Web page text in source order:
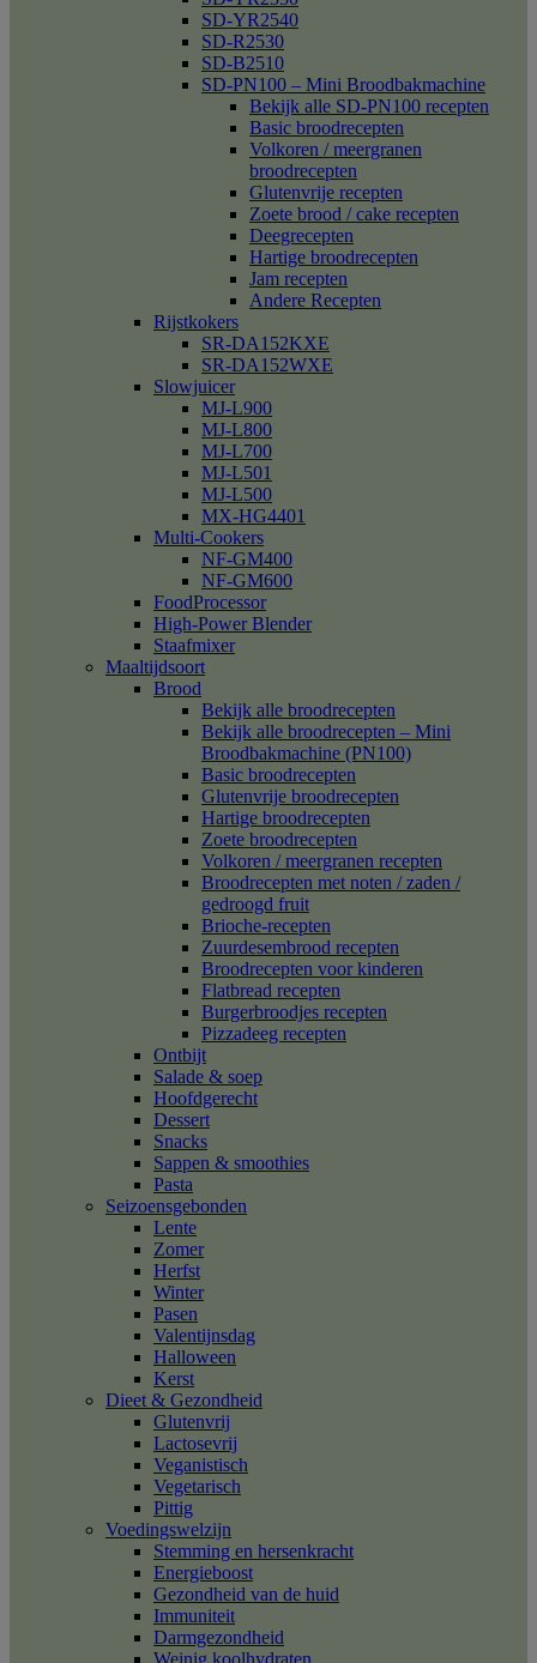
SD-YR2540
SD-R2530
SD-B2510
SD-PN100 – Mini Broodbakmachine
Bekijk alle SD-PN100 recepten
Basic broodrecepten
Volkoren / meergranen
broodrecepten
Glutenvrije recepten
Zoete brood / cake recepten
Deegrecepten
Hartige broodrecepten
Jam recepten
Andere Recepten
Rijstkokers
SR-DA152KXE
SR-DA152WXE
Slowjuicer
MJ-L900
MJ-L800
MJ-L700
MJ-L501
MJ-L500
MX-HG4401
Multi-Cookers
NF-GM400
NF-GM600
FoodProcessor
High-Power Blender
Staafmixer
Maaltijdsoort
Brood
Bekijk alle broodrecepten
Bekijk alle broodrecepten – Mini
Broodbakmachine (PN100)
Basic broodrecepten
Glutenvrije broodrecepten
Hartige broodrecepten
Zoete broodrecepten
Volkoren / meergranen recepten
Broodrecepten met noten / zaden /
gedroogd fruit
Brioche-recepten
Zuurdesembrood recepten
Broodrecepten voor kinderen
Flatbread recepten
Burgerbroodjes recepten
Pizzadeeg recepten
Ontbijt
Salade & soep
Hoofdgerecht
Dessert
Snacks
Sappen & smoothies
Pasta
Seizoensgebonden
Lente
Zomer
Herfst
Winter
Pasen
Valentijnsdag
Halloween
Kerst
Dieet & Gezondheid
Glutenvrij
Lactosevrij
Veganistisch
Vegetarisch
Pittig
Voedingswelzijn
Stemming en hersenkracht
Energieboost
Gezondheid van de huid
Immuniteit
Darmgezondheid
Weinig koolhydraten